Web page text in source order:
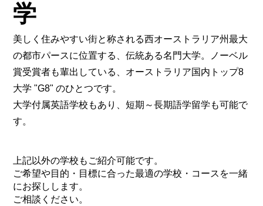
学
美しく住みやすい街と称される西オーストラリア州最大
の都市パースに位置する、伝統ある名門大学。ノーベル
賞受賞者も輩出している、オーストラリア国内トップ8
大学 "G8" のひとつです。
大学付属英語学校もあり、短期～長期語学留学も可能で
す。
上記以外の学校もご紹介可能です。
ご希望や目的・目標に合った最適の学校・コースを一緒
にお探しします。
ご相談ください。